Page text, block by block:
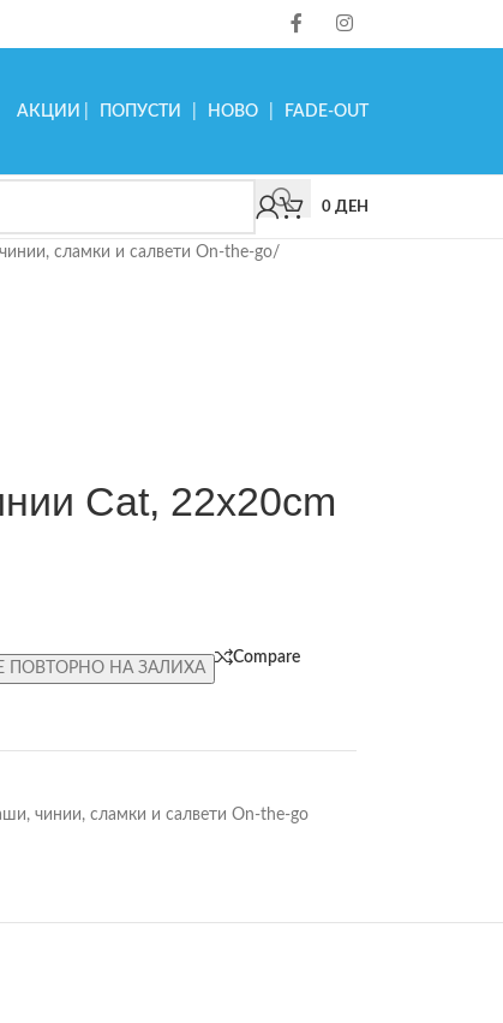
АКЦИИ ПОПУСТИ НОВО FADE-OUT
0 ДЕН
сламки и салвети On-the-go/
Cat, 22x20cm
ПОВТОРНО НА ЗАЛИХА
Compare
чинии, сламки и салвети On-the-go